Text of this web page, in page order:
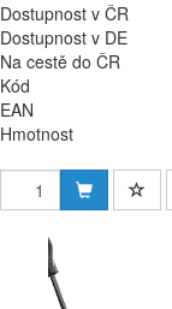
Dostupnost v ČR
Dostupnost v DE
Na cestě do ČR
Kód
EAN
Hmotnost